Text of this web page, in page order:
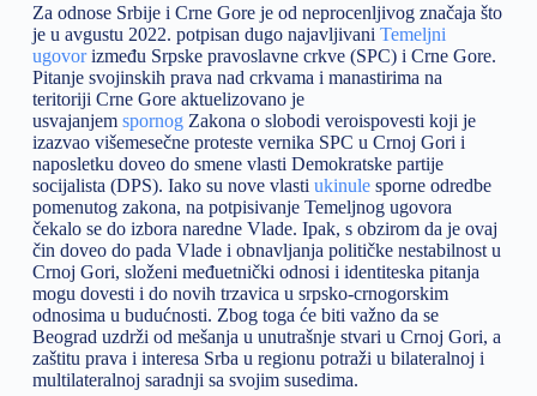
Za odnose Srbije i Crne Gore je od neprocenljivog značaja što
je u avgustu 2022. potpisan dugo najavljivani Temeljni
ugovorizmeđu Srpske pravoslavne crkve (SPC) i Crne Gore.
Pitanje svojinskih prava nad crkvama i manastirima na
teritoriji Crne Gore aktuelizovano je
usvajanjem spornogZakona o slobodi veroispovesti koji je
izazvao višemesečne proteste vernika SPC u Crnoj Gori i
naposletku doveo do smene vlasti Demokratske partije
socijalista (DPS). Iako su nove vlasti ukinulesporne odredbe
pomenutog zakona, na potpisivanje Temeljnog ugovora
čekalo se do izbora naredne Vlade. Ipak, s obzirom da je ovaj
čin doveo do pada Vlade i obnavljanja političke nestabilnost u
Crnoj Gori, složeni međuetnički odnosi i identiteska pitanja
mogu dovesti i do novih trzavica u srpsko-crnogorskim
odnosima u budućnosti. Zbog toga će biti važno da se
Beograd uzdrži od mešanja u unutrašnje stvari u Crnoj Gori, a
zaštitu prava i interesa Srba u regionu potraži u bilateralnoj i
multilateralnoj saradnji sa svojim susedima.